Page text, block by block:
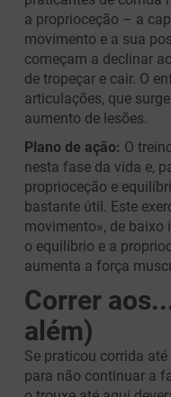
a proprioceção – a
movimento e a sua
começam a declinar
de tropeçar e cair. O
articulações, que
aumento de lesões.
Plano de ação: O
nesta fase da vida e,
proprioceção e
bastante útil. Este
movimento», de baixo
o equilíbrio e a
aumenta a força
Correr
além)
Se praticou corrida
para não continuar a